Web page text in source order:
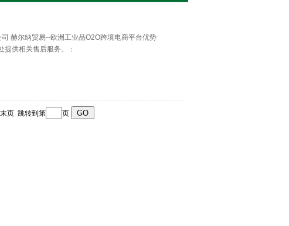
赫尔纳贸易--欧洲工业品O2O跨境电商平台优势
供相关售后服务。：
页 跳转到第 页